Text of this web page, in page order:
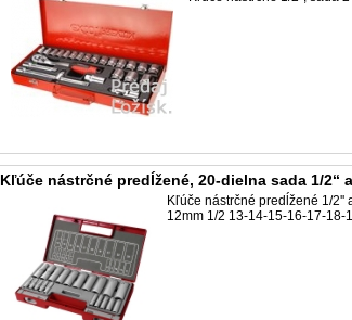
Kľúče nástrčné predĺžené, 20-dielna sada 1/2‘‘ a
Kľúče nástrčné predĺžené 1/2''
12mm 1/2 13-14-15-16-17-18-